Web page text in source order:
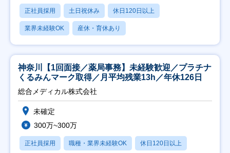
正社員採用 土日祝休み 休日120日以上
業界未経験OK 産休・育休あり
神奈川【1回面接／薬局事務】未経験歓迎／プラチナ
くるみんマーク取得／月平均残業13h／年休126日
総合メディカル株式会社
未確定
300万~300万
正社員採用 職種・業界未経験OK 休日120日以上